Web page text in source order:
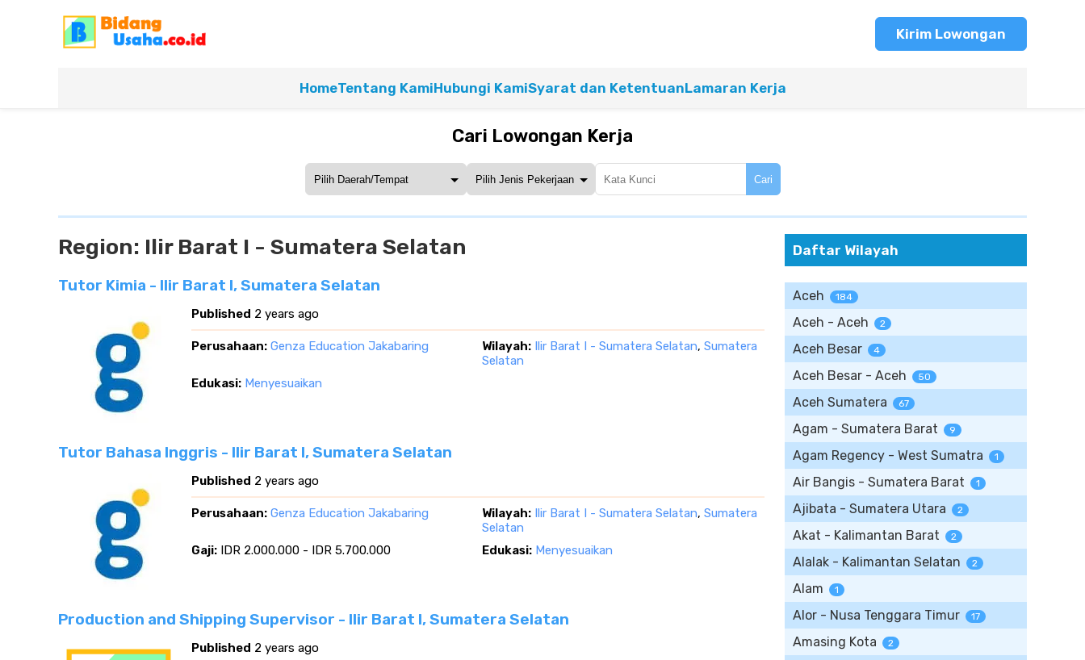
Kirim Lowongan
HomeTentang KamiHubungi KamiSyarat dan KetentuanLamaran Kerja
Cari Lowongan Kerja
Cari
Region: Ilir Barat I - Sumatera Selatan
Tutor Kimia - Ilir Barat I, Sumatera Selatan
Published 2 years ago
Perusahaan: Genza Education Jakabaring Wilayah: Ilir Barat I - Sumatera Selatan, Sumatera
Selatan
Edukasi: Menyesuaikan
Tutor Bahasa Inggris - Ilir Barat I, Sumatera Selatan
Published 2 years ago
Perusahaan: Genza Education Jakabaring Wilayah: Ilir Barat I - Sumatera Selatan, Sumatera
Selatan
Gaji: IDR 2.000.000 - IDR 5.700.000 Edukasi: Menyesuaikan
Production and Shipping Supervisor - Ilir Barat I, Sumatera Selatan
Published 2 years ago
Daftar Wilayah
Aceh 184
Aceh - Aceh 2
Aceh Besar 4
Aceh Besar - Aceh 50
Aceh Sumatera 67
Agam - Sumatera Barat 9
Agam Regency - West Sumatra 1
Air Bangis - Sumatera Barat 1
Ajibata - Sumatera Utara 2
Akat - Kalimantan Barat 2
Alalak - Kalimantan Selatan 2
Alam 1
Alor - Nusa Tenggara Timur 17
Amasing Kota 2